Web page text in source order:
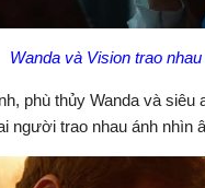
Wanda và Vision trao
phù thủy Wanda và
người trao nhau ánh nhìn